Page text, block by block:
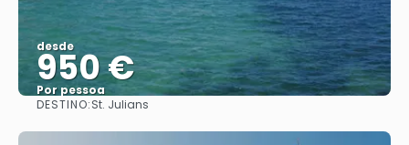
desde
950 €
Por pessoa
DESTINO:St. Julians